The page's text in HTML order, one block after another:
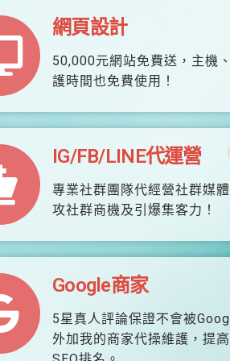
網頁設計
50,000元網站免費送，主機
護時間也免費使用！
IG/FB/LINE代運營
專業社群團隊代經營社群媒
攻社群商機及引爆集客力！
Google商家
5星真人評論保證不會被
外加我的商家代操維護，提